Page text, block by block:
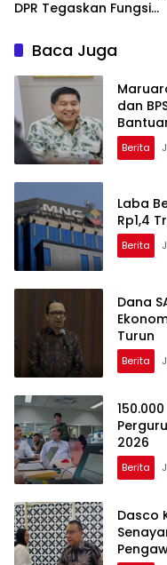
DPR Tegaskan Fungsi
Baca Juga
dan
Berita
Laba
Rp1,4
Berita
Dana
Turun
Berita
2026
Berita
Dasco